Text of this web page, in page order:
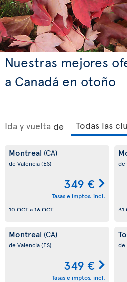
Nuestras mejores
a Canadá en otoño
Ida y vuelta de
Montreal (CA)
de Valencia(ES)
349 €
Tasas e imptos. incl.
10 OCTa 16 OCT
de
31
Montreal (CA)
de Valencia(ES)
349 €
Tasas e imptos. incl.
de